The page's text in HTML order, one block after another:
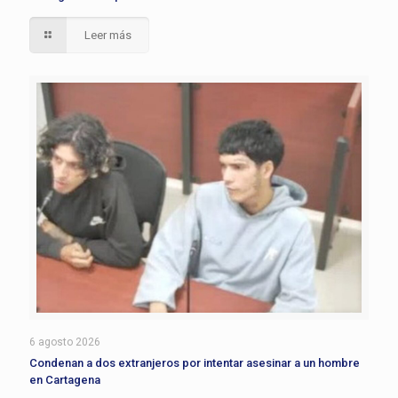
Leer más
6 agosto 2026
Condenan a dos extranjeros por intentar asesinar a un hombre
en Cartagena